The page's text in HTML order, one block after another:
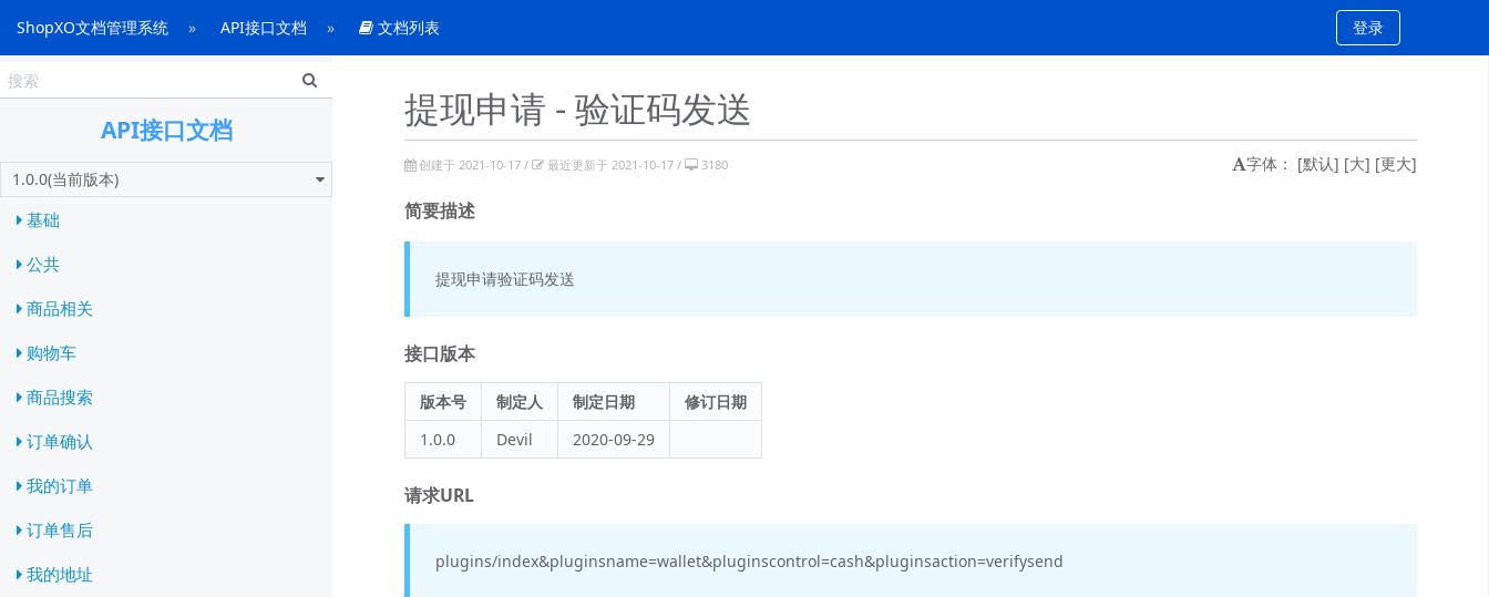
ShopXO文档管理系统 API接口文档 文档列表 登录
API接口文档
1.0.0(当前版本)
基础
公共
商品相关
购物车
商品搜索
订单确认
我的订单
订单售后
我的地址
提现申请 - 验证码发送
创建于 2021-10-17 / 最近更新于 2021-10-17 / 3180 字体： [默认] [大] [更大]
简要描述
提现申请验证码发送
接口版本
版本号 制定人 制定日期
修订日期
1.0.0
Devil 2020-09-29
请求URL
plugins/index&pluginsname=wallet&pluginscontrol=cash&pluginsaction=verifysend